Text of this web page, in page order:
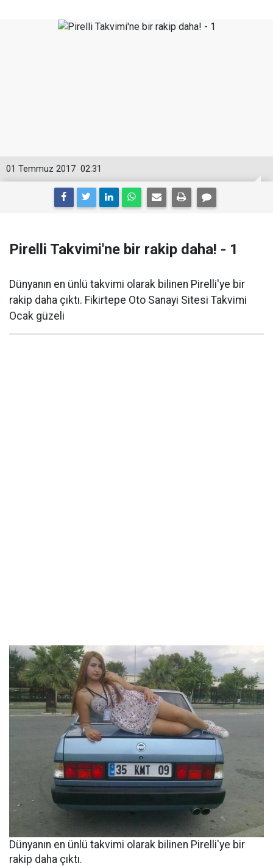
02:31
01 Temmuz 2017
Pirelli Takvimi'ne bir rakip daha! - 1
Dünyanın en ünlü takvimi olarak bilinen Pirelli'ye bir
rakip daha çıktı. Fikirtepe Oto Sanayi Sitesi Takvimi
Ocak güzeli
Dünyanın en ünlü takvimi olarak bilinen Pirelli'ye bir
rakip daha çıktı.